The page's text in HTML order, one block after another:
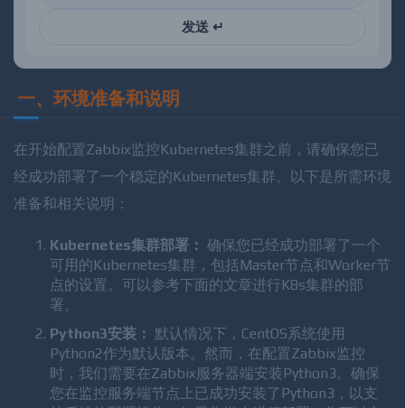
一、环境准备和说明
在开始配置Zabbix监控Kubernetes集群之前，请确保您已
经成功部署了一个稳定的Kubernetes集群。以下是所需环境
Kubernetes集群部署：确保您已经成功部署了一个
可用的Kubernetes集群，包括Master节点和Worker节
点的设置。可以参考下面的文章进行K8s集群的部
署。
Python3安装：默认情况下，CentOS系统使用
Python2作为默认版本。然而，在配置Zabbix监控
时，我们需要在Zabbix服务器端安装Python3。确保